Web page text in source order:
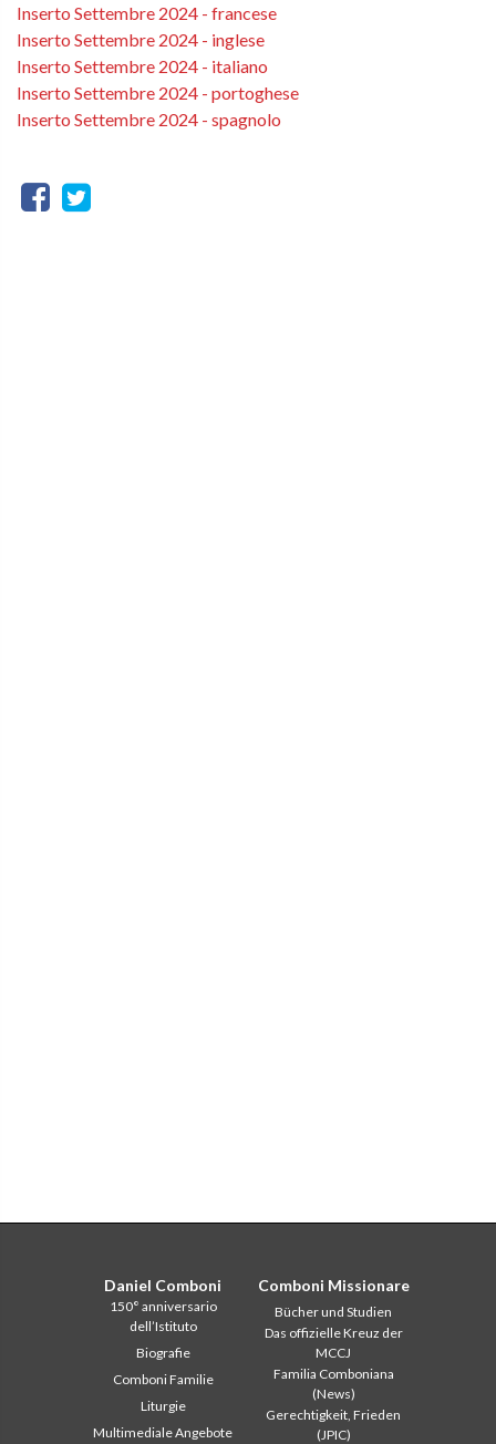
Inserto Settembre 2024 - francese
Inserto Settembre 2024 - inglese
Inserto Settembre 2024 - italiano
Inserto Settembre 2024 - portoghese
Inserto Settembre 2024 - spagnolo
Daniel Comboni
150° anniversario
dell’Istituto
Biografie
Comboni Familie
Liturgie
Multimediale Angebote
Comboni Missionare
Bücher und Studien
Das offizielle Kreuz der
MCCJ
Familia Comboniana
(News)
Gerechtigkeit, Frieden
(JPIC)